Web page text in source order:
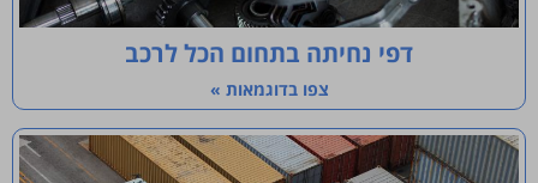
דפי נחיתה בתחום הכל לרכב
צפו בדוגמאות »